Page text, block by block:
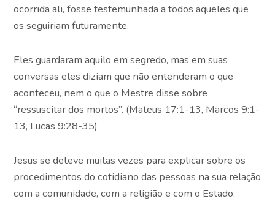
ocorrida ali, fosse testemunhada a todos aqueles que
os seguiriam futuramente.
Eles guardaram aquilo em segredo, mas em suas
conversas eles diziam que não entenderam o que
aconteceu, nem o que o Mestre disse sobre
“ressuscitar dos mortos”. (Mateus 17:1-13, Marcos 9:1-
13, Lucas 9:28-35)
Jesus se deteve muitas vezes para explicar sobre os
procedimentos do cotidiano das pessoas na sua relação
com a comunidade, com a religião e com o Estado.